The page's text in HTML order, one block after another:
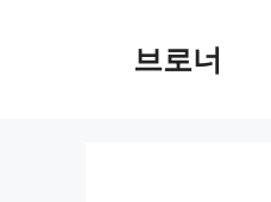
브로너